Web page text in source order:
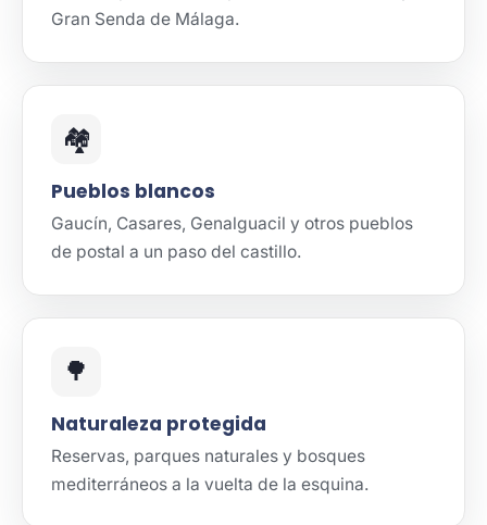
Gran Senda de Málaga.
🏘️
Pueblos blancos
Gaucín, Casares, Genalguacil y otros pueblos
de postal a un paso del castillo.
🌳
Naturaleza protegida
Reservas, parques naturales y bosques
mediterráneos a la vuelta de la esquina.